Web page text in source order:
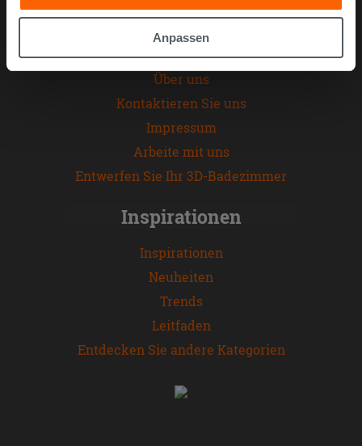
gesammelt haben, kombinieren. Falls Sie mehr wissen
möchten oder Ihre Zustimmung zu allen oder einigen
Zustimmung kann durch Klicken auf die Schaltfläche
die Schaltfläche "X" klicken, können Sie das Surfen erst
nach der Installation der technischen Cookies fortsetzen.
Anpassen
Unternehmen
Über uns
Kontaktieren Sie uns
Impressum
Arbeite mit uns
Entwerfen Sie Ihr 3D-Badezimmer
Inspirationen
Inspirationen
Neuheiten
Trends
Leitfaden
Entdecken Sie andere Kategorien